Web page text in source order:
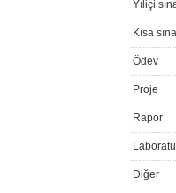
Yıliçi
Kısa
Ödev
Proje
Rapor
Diğer